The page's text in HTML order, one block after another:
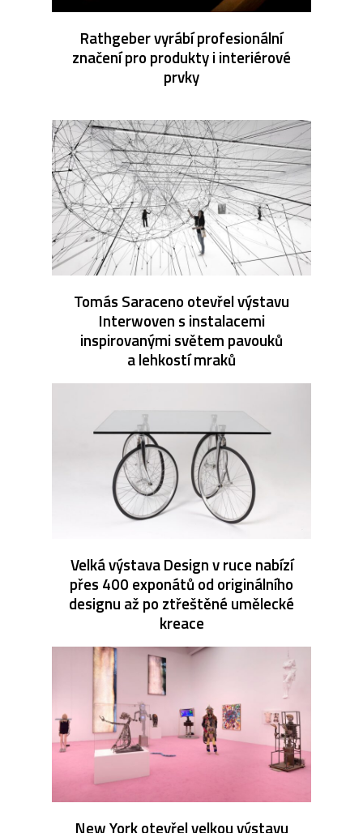
Rathgeber vyrábí profesionální
značení pro produkty i interiérové
prvky
Tomás Saraceno otevřel výstavu
Interwoven s instalacemi
inspirovanými světem pavouků
a lehkostí mraků
Velká výstava Design v ruce nabízí
přes 400 exponátů od originálního
designu až po ztřeštěné umělecké
kreace
New York otevřel velkou výstavu